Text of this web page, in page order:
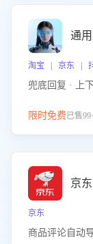
通
淘宝 | 京东 |
兜底回复 · 上
限时免费已售
京
京东
商品评论自动